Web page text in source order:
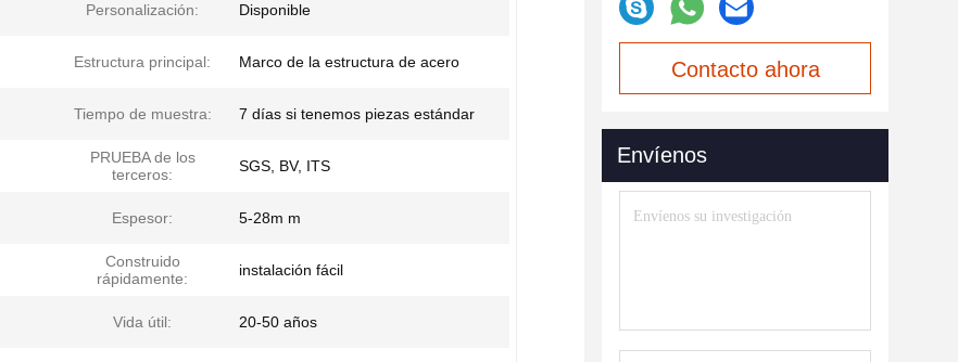
Personalización: Disponible
Estructura principal: Marco de la estructura de acero
Tiempo de muestra: 7 días si tenemos piezas estándar
PRUEBA de los
terceros:
SGS, BV, ITS
Espesor: 5-28m m
Construido
rápidamente:
instalación fácil
Vida útil: 20-50 años
Contacto ahora
Envíenos